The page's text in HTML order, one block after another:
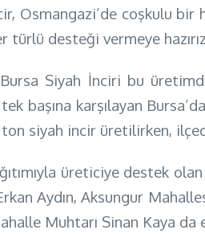
Osmangazi’de coşkulu
türlü desteği vermeye
Siyah İnciri bu
başına karşılayan
ton siyah incir üretilirken,
üreticiye destek
Aydın, Aksungur
Muhtarı Sinan Kaya